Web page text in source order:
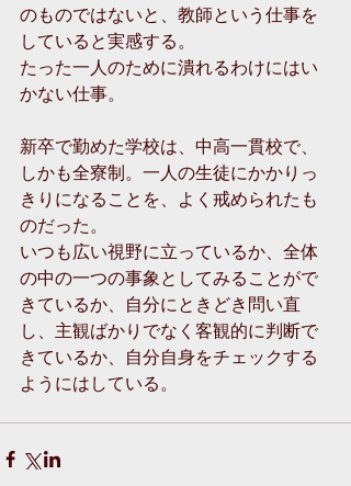
のものではないと、教師という仕事を
していると実感する。
たった一人のために潰れるわけにはい
かない仕事。
新卒で勤めた学校は、中高一貫校で、
しかも全寮制。一人の生徒にかかりっ
きりになることを、よく戒められたも
のだった。
いつも広い視野に立っているか、全体
の中の一つの事象としてみることがで
きているか、自分にときどき問い直
し、主観ばかりでなく客観的に判断で
きているか、自分自身をチェックする
ようにはしている。